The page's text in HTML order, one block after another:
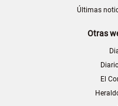
Últimas
Otras
El